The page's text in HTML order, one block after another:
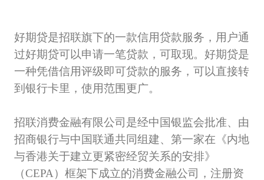
好期贷是招联旗下的一款信用贷款服务，用户通
过好期贷可以申请一笔贷款，可取现。好期贷是
一种凭借信用评级即可贷款的服务，可以直接转
到银行卡里，使用范围更广。
招联消费金融有限公司是经中国银监会批准、由
招商银行与中国联通共同组建、第一家在《内地
与香港关于建立更紧密经贸关系的安排》
（CEPA）框架下成立的消费金融公司，注册资